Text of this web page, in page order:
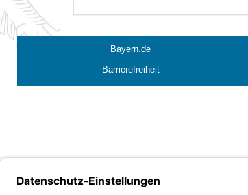
Bayern.de
Barrierefreiheit